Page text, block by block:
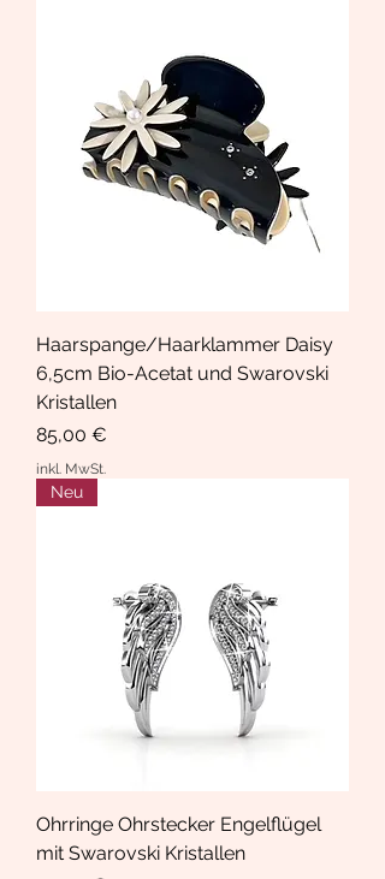
Haarspange/Haarklammer Daisy
6,5cm Bio-Acetat und Swarovski
Kristallen
Preis
85,00 €
inkl. MwSt.
Neu
Ohrringe Ohrstecker Engelflügel
mit Swarovski Kristallen